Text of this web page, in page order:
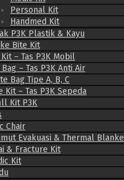
Personal Kit
Handmed Kit
P3K Plastik & Kayu
Bite Kit
– Tas P3K Mobil
– Tas P3K Anti Air
Bag Tipe A, B, C
Kit – Tas P3K Sepeda
Kit P3K
Chair
Evakuasi & Thermal
& Fracture Kit
Kit